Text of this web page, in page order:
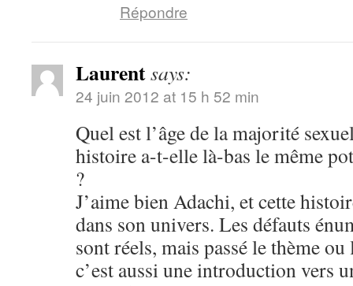
Répondre
Laurentsays:
24 juin 2012 at 15 h 52 min
Quel est l’âge de la majorité
histoire a-t-elle là-bas le même
?
J’aime bien Adachi, et cette
dans son univers. Les défauts
sont réels, mais passé le thème
c’est aussi une introduction vers